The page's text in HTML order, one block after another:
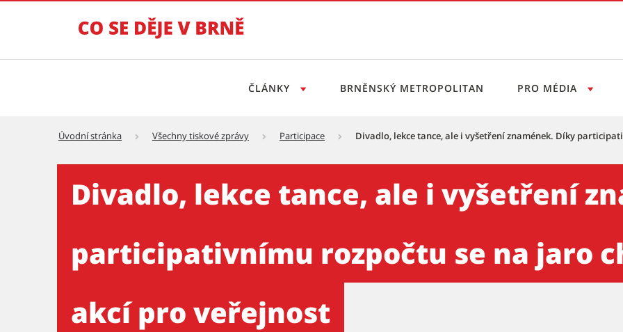
Divadlo, lekce tance, ale i vyšetření znamének.
ČLÁNKY BRNĚNSKÝ METROPOLITAN PRO MÉDIA
Úvodní stránka Všechny tiskové zprávy Participace Divadlo, lekce tance, ale i vyšetření znamének. Díky
Divadlo, lekce tance, ale i vyšetření
participativnímu rozpočtu se na jaro
akcí pro veřejnost